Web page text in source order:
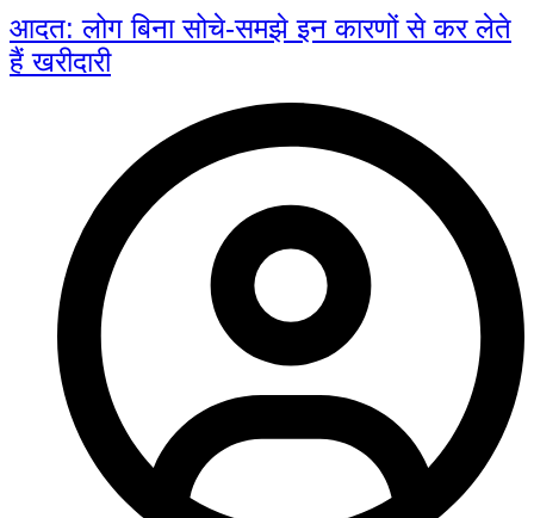
आदत: लोग बिना सोचे-समझे इन कारणों से कर लेते
हैं खरीदारी